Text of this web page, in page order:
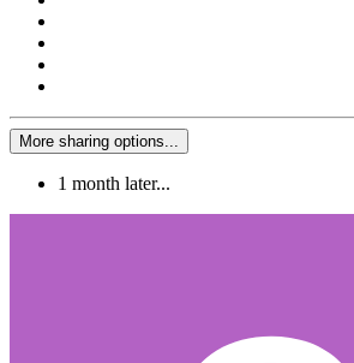
More sharing options...
1 month later...